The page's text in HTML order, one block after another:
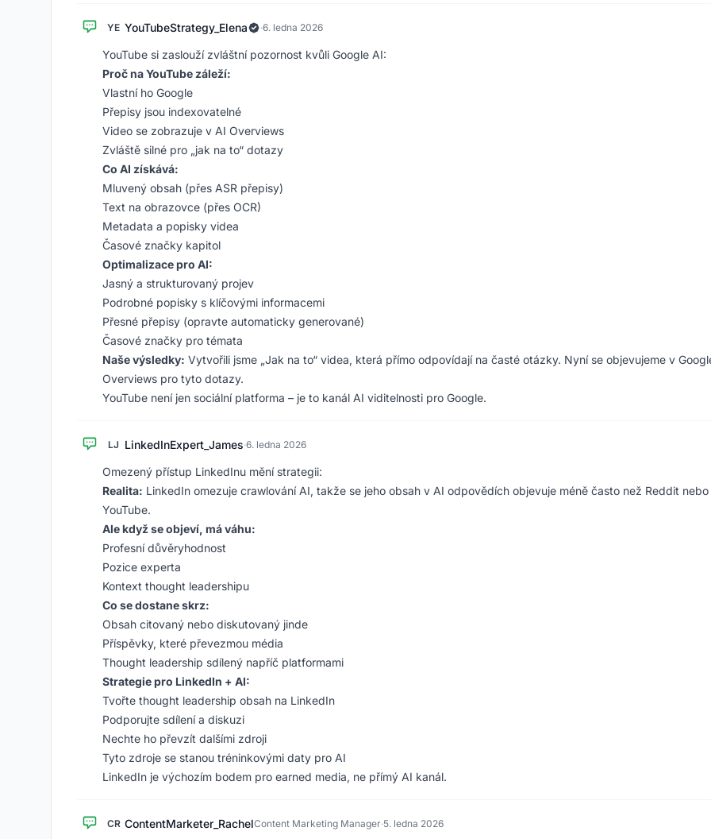
YE YouTubeStrategy_Elena ·6. ledna 2026
YouTube si zaslouží zvláštní pozornost kvůli Google AI:
Proč na YouTube záleží:
Vlastní ho Google
Přepisy jsou indexovatelné
Video se zobrazuje v AI Overviews
Zvláště silné pro „jak na to“ dotazy
Co AI získává:
Mluvený obsah (přes ASR přepisy)
Text na obrazovce (přes OCR)
Metadata a popisky videa
Časové značky kapitol
Optimalizace pro AI:
Jasný a strukturovaný projev
Podrobné popisky s klíčovými informacemi
Přesné přepisy (opravte automaticky generované)
Časové značky pro témata
Naše výsledky: Vytvořili jsme „Jak na to“ videa, která přímo odpovídají na časté otázky. Nyní se objevujeme v
Overviews pro tyto dotazy.
YouTube není jen sociální platforma – je to kanál AI viditelnosti pro Google.
LJ LinkedInExpert_James·6. ledna 2026
Omezený přístup LinkedInu mění strategii:
Realita: LinkedIn omezuje crawlování AI, takže se jeho obsah v AI odpovědích objevuje méně často než Reddit nebo
YouTube.
Ale když se objeví, má váhu:
Profesní důvěryhodnost
Pozice experta
Kontext thought leadershipu
Co se dostane skrz:
Obsah citovaný nebo diskutovaný jinde
Příspěvky, které převezmou média
Thought leadership sdílený napříč platformami
Strategie pro LinkedIn + AI:
Tvořte thought leadership obsah na LinkedIn
Podporujte sdílení a diskuzi
Nechte ho převzít dalšími zdroji
Tyto zdroje se stanou tréninkovými daty pro AI
LinkedIn je výchozím bodem pro earned media, ne přímý AI kanál.
CR ContentMarketer_RachelContent Marketing Manager·5. ledna 2026